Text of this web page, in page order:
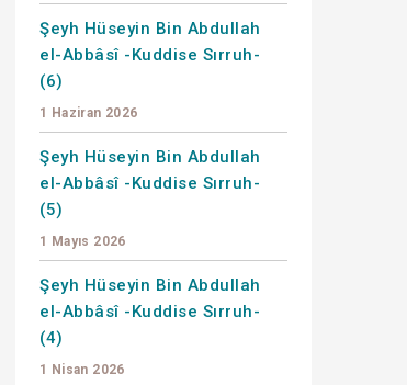
Şeyh Hüseyin Bin Abdullah
el-Abbâsî -Kuddise Sırruh-
(6)
1 Haziran 2026
Şeyh Hüseyin Bin Abdullah
el-Abbâsî -Kuddise Sırruh-
(5)
1 Mayıs 2026
Şeyh Hüseyin Bin Abdullah
el-Abbâsî -Kuddise Sırruh-
(4)
1 Nisan 2026